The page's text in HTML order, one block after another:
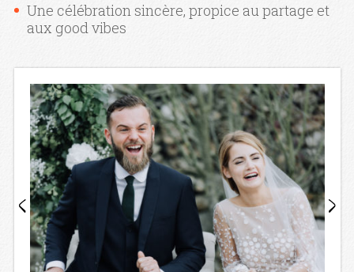
Une célébration sincère, propice au partage et
aux good vibes